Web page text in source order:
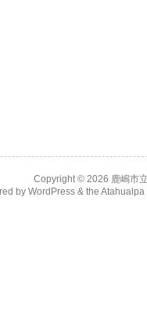
Copyright © 2026 鹿嶋市
by WordPress& the Atahualpa